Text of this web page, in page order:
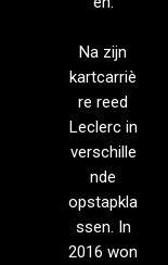
Na zijn
kartcarriè
re reed
Leclerc in
verschille
nde
opstapkla
ssen. In
2016 won